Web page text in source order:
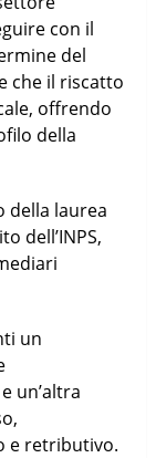
con il
del
che il riscatto
offrendo
della
della laurea
dell’INPS,
un
un’altra
e retributivo.